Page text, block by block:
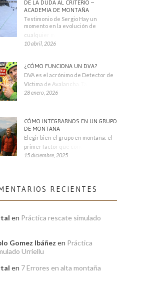
DE LA DUDA AL CRITERIO –
ACADEMIA DE MONTAÑA
Testimonio de Sergio Hay un
momento en la evolución de
cualquier montañero
10 abril, 2026
¿CÓMO FUNCIONA UN DVA?
DVA es el acrónimo de Detector de
Víctima de Avalancha. También se
28 enero, 2026
CÓMO INTEGRARNOS EN UN GRUPO
DE MONTAÑA
Elegir bien el grupo en montaña: el
primer factor que condiciona tu
15 diciembre, 2025
RECIENTES
en Práctica rescate simulado
Gomez Ibáñez en Práctica
Urriellu
en 7 Errores en alta montaña